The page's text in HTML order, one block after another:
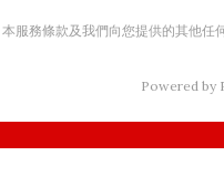
本服務條款及我們向您提供的其他任
Powered by